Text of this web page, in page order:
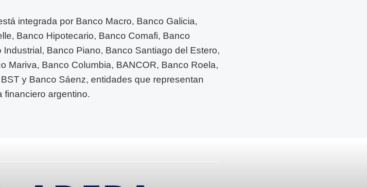
integrada por Banco Macro, Banco Galicia,
Banco Hipotecario, Banco Comafi, Banco
Banco Piano, Banco Santiago del Estero,
Mariva, Banco Columbia, BANCOR, Banco Roela,
y Banco Sáenz, entidades que representan
financiero argentino.